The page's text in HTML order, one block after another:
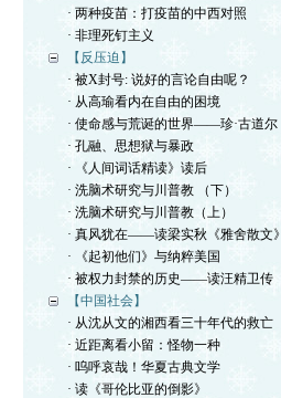
· 两种疫苗：打疫苗的中西对照
· 非理死钉主义
【反压迫】
· 被X封号: 说好的言论自由呢？
· 从高瑜看内在自由的困境
· 使命感与荒诞的世界——珍·古道尔
· 孔融、思想狱与暴政
· 《人间词话精读》读后
· 洗脑术研究与川普教 （下）
· 洗脑术研究与川普教（上）
· 真风犹在——读梁实秋《雅舍散文》
· 《起初他们》与纳粹美国
· 被权力封禁的历史——读汪精卫传
【中国社会】
· 从沈从文的湘西看三十年代的救亡
· 近距离看小留：怪物一种
· 呜呼哀哉！华夏古典文学
· 读《哥伦比亚的倒影》